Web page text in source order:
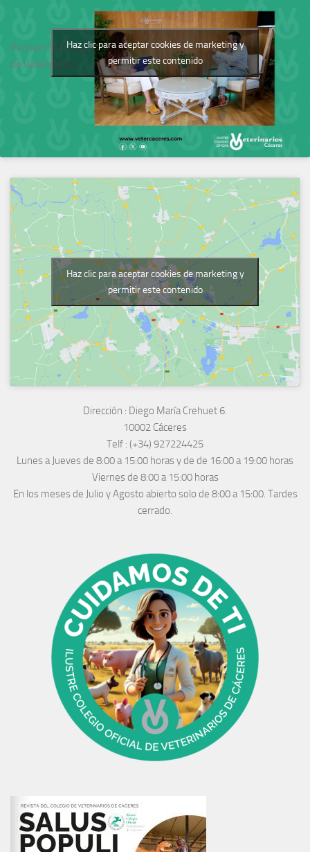
Podcast del Colegio
de Veterinarios
Haz clic para aceptar cookies de marketing y
permitir este contenido
Haz clic para aceptar cookies de marketing y
permitir este contenido
Dirección : Diego María Crehuet 6.
10002 Cáceres
Telf : (+34) 927224425
Lunes a Jueves de 8:00 a 15:00 horas y de de 16:00 a 19:00 horas
Viernes de 8:00 a 15:00 horas
En los meses de Julio y Agosto abierto solo de 8:00 a 15:00. Tardes
cerrado.